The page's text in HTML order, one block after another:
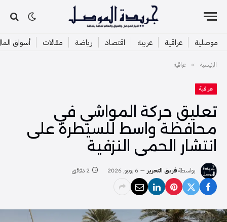
موصلية عراقية عربية اقتصاد رياضة مقالات أسواق
الرئيسية » عراقية
عراقية
تعليق حركة المواشي في
محافظة واسط للسيطرة على
انتشار الحمى النزفية
بواسطةفريق التحرير 6 يونيو, 2026 2 دقائق